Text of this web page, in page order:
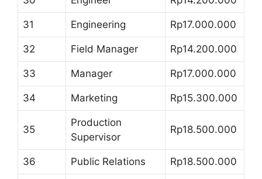
31 Engineering Rp17.000.000
32 Field Manager Rp14.200.000
33 Manager Rp17.000.000
34 Marketing Rp15.300.000
35
Production
Supervisor
Rp18.500.000
36 Public Relations Rp18.500.000